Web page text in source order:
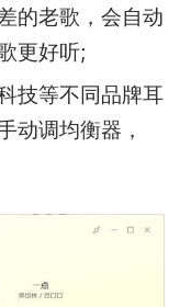
的老歌，会自动
更好听;
技等不同品牌耳
动调均衡器，